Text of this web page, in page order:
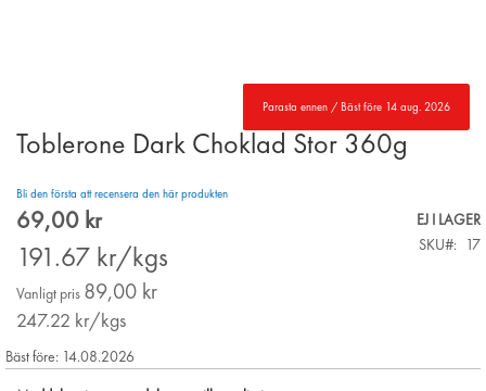
Parasta ennen / Bäst före 14 aug. 2026
Skip
of
the
images
gallery
Toblerone Dark Choklad Stor 360g
Bli den första att recensera den här produkten
Special
69,00 kr
191.67 kr/kgs
Vanligt pris 89,00 kr
247.22 kr/kgs
EJ I LAGER
SKU
17
Bäst före: 14.08.2026